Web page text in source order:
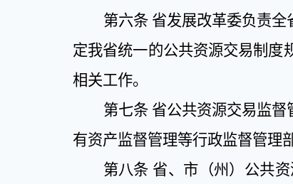
第六条 省发展改革委负责全
定我省统一的公共资源交易制度
相关工作。
第七条 省公共资源交易监督
有资产监督管理等行政监督管理
第八条 省、市（州）公共